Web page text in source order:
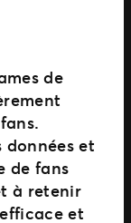
de
données et
de fans
à retenir
et